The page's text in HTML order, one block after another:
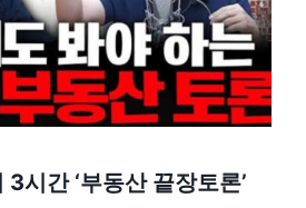
3시간 ‘부동산 끝장토론’